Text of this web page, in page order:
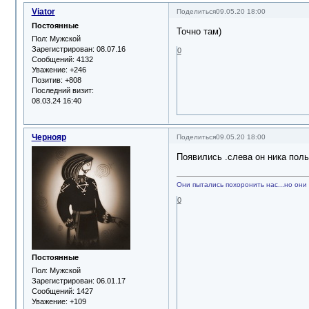
Поделиться09.05.20 18:00
Viator
Постоянные
Пол: Мужской
Зарегистрирован: 08.07.16
Сообщений: 4132
Уважение: +246
Позитив: +808
Последний визит:
08.03.24 16:40
Точно там)
0
Поделиться09.05.20 18:00
Чернояр
Постоянные
Пол: Мужской
Зарегистрирован: 06.01.17
Сообщений: 1427
Уважение: +109
Появились .слева он ника
Они пытались похоронить нас...но
0